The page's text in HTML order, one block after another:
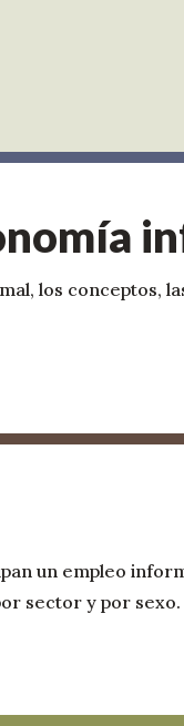
los conceptos,
un empleo
sector y por sexo.